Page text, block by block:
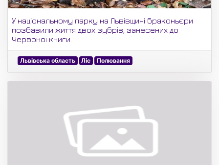
У національному парку на Львівщині браконьєри
позбавили життя двох зубрів, занесених до
Червоної книги.
Львівська область Ліс Полювання